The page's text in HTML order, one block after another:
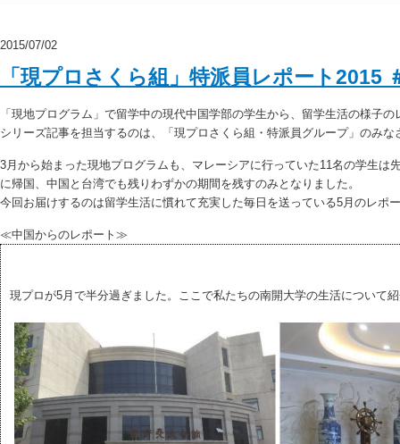
2015/07/02
「現プロさくら組」特派員レポート2015
「現地プログラム」で留学中の現代中国学部の学生から、留学生活の様子
シリーズ記事を担当するのは、「現プロさくら組・特派員グループ」のみな
3月から始まった現地プログラムも、マレーシアに行っていた11名の学生は
に帰国、中国と台湾でも残りわずかの期間を残すのみとなりました。
今回お届けするのは留学生活に慣れて充実した毎日を送っている5月のレポ
≪中国からのレポート≫
現プロが5月で半分過ぎました。ここで私たちの南開大学の生活について